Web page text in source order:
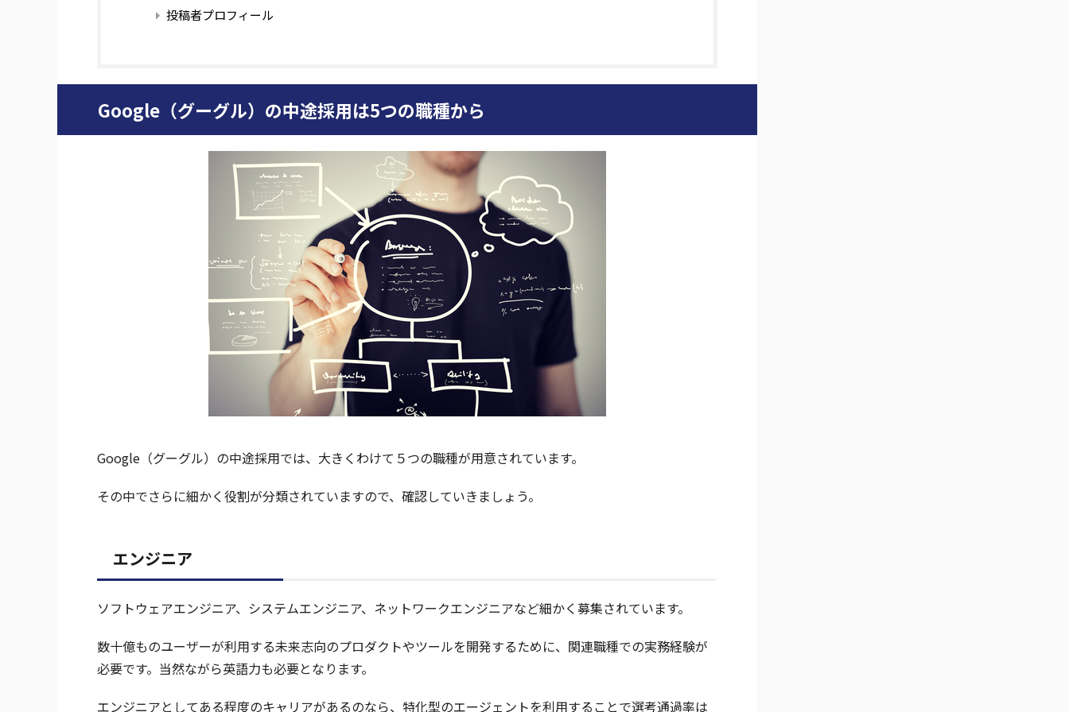
投稿者プロフィール
Google（グーグル）の中途採用は5つの職種から
Google（グーグル）の中途採用では、大きくわけて５つの職種が用意されています。
その中でさらに細かく役割が分類されていますので、確認していきましょう。
エンジニア
ソフトウェアエンジニア、システムエンジニア、ネットワークエンジニアなど細かく募集されています。
数十億ものユーザーが利用する未来志向のプロダクトやツールを開発するために、関連職種での実務経験が
必要です。当然ながら英語力も必要となります。
エンジニアとしてある程度のキャリアがあるのなら、特化型のエージェントを利用することで選考通過率は